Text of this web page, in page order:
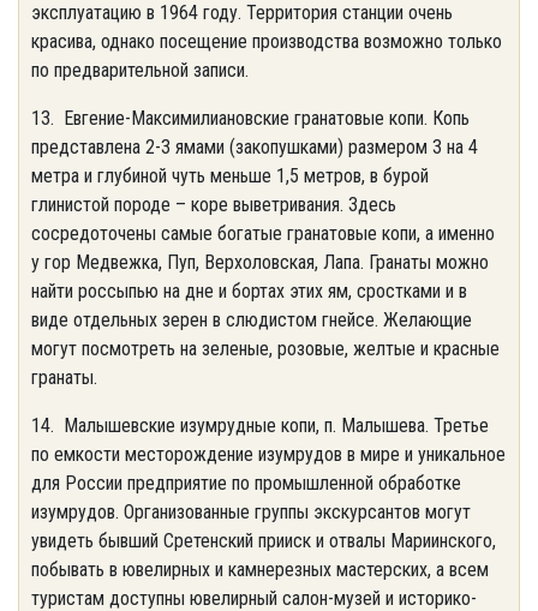
эксплуатацию в 1964 году. Территория станции очень
красива, однако посещение производства возможно только
по предварительной записи.
13. Евгение-Максимилиановские гранатовые копи. Копь
представлена 2-3 ямами (закопушками) размером 3 на 4
метра и глубиной чуть меньше 1,5 метров, в бурой
глинистой породе – коре выветривания. Здесь
сосредоточены самые богатые гранатовые копи, а именно
у гор Медвежка, Пуп, Верхоловская, Лапа. Гранаты можно
найти россыпью на дне и бортах этих ям, сростками и в
виде отдельных зерен в слюдистом гнейсе. Желающие
могут посмотреть на зеленые, розовые, желтые и красные
гранаты.
14. Малышевские изумрудные копи, п. Малышева. Третье
по емкости месторождение изумрудов в мире и уникальное
для России предприятие по промышленной обработке
изумрудов. Организованные группы экскурсантов могут
увидеть бывший Сретенский прииск и отвалы Мариинского,
побывать в ювелирных и камнерезных мастерских, а всем
туристам доступны ювелирный салон-музей и историко-